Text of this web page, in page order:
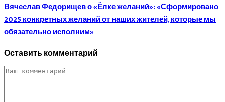
Вячеслав Федорищев о «Ёлке желаний»: «Сформировано
2025 конкретных желаний от наших жителей, которые мы
обязательно исполним»
Оставить комментарий